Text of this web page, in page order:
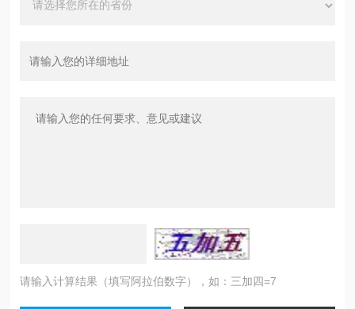
请输入计算结果（填写阿拉伯数字），如：三加四=7